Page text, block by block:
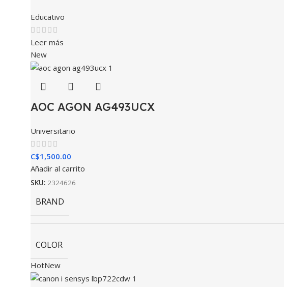
Educativo
Leer más
New
AOC AGON AG493UCX
Universitario
C$1,500.00
Añadir al carrito
SKU: 2324626
BRAND
COLOR
HotNew